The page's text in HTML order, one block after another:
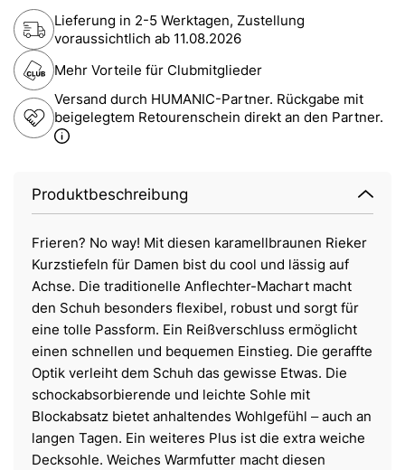
Lieferung in 2-5 Werktagen, Zustellung
voraussichtlich ab 11.08.2026
Mehr Vorteile für Clubmitglieder
Versand durch HUMANIC-Partner. Rückgabe mit
beigelegtem Retourenschein direkt an den Partner.
Produktbeschreibung
Frieren? No way! Mit diesen karamellbraunen Rieker
Kurzstiefeln für Damen bist du cool und lässig auf
Achse. Die traditionelle Anflechter-Machart macht
den Schuh besonders flexibel, robust und sorgt für
eine tolle Passform. Ein Reißverschluss ermöglicht
einen schnellen und bequemen Einstieg. Die geraffte
Optik verleiht dem Schuh das gewisse Etwas. Die
schockabsorbierende und leichte Sohle mit
Blockabsatz bietet anhaltendes Wohlgefühl ‒ auch an
langen Tagen. Ein weiteres Plus ist die extra weiche
Decksohle. Weiches Warmfutter macht diesen